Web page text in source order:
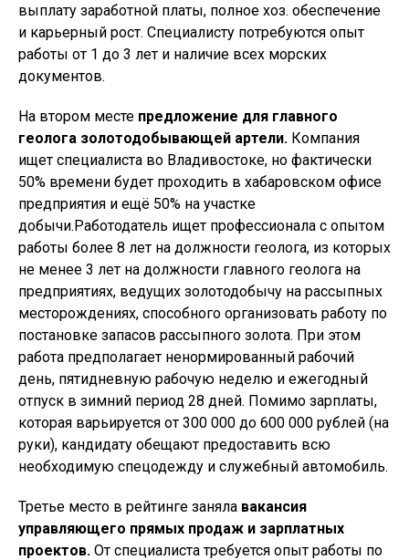
выплату заработной платы, полное хоз. обеспечение
и карьерный рост. Специалисту потребуются опыт
работы от 1 до 3 лет и наличие всех морских
документов.
На втором месте предложение для главного
геолога золотодобывающей артели. Компания
ищет специалиста во Владивостоке, но фактически
50% времени будет проходить в хабаровском офисе
предприятия и ещё 50% на участке
добычи.Работодатель ищет профессионала с опытом
работы более 8 лет на должности геолога, из которых
не менее 3 лет на должности главного геолога на
предприятиях, ведущих золотодобычу на рассыпных
месторождениях, способного организовать работу по
постановке запасов рассыпного золота. При этом
работа предполагает ненормированный рабочий
день, пятидневную рабочую неделю и ежегодный
отпуск в зимний период 28 дней. Помимо зарплаты,
которая варьируется от 300 000 до 600 000 рублей (на
руки), кандидату обещают предоставить всю
необходимую спецодежду и служебный автомобиль.
Третье место в рейтинге заняла вакансия
управляющего прямых продаж и зарплатных
проектов. От специалиста требуется опыт работы по